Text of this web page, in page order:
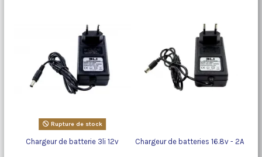
Rupture de stock
Chargeur de batterie 3li 12v Chargeur de batteries 16.8v - 2A